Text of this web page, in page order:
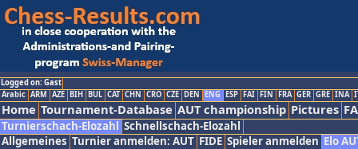
Logged on: Gast
Arabic ARM AZE BIH BUL CAT CHN CRO CZE DEN ENG ESP FAI FIN FRA GER GRE INA
Home Tournament-Database AUT championship Pictures
Turnierschach-Elozahl Schnellschach-Elozahl
Allgemeines Turnier anmelden: AUT FIDE Spieler anmelden Elo